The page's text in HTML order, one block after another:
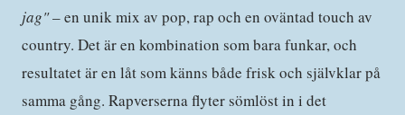
jag"– en unik mix av pop, rap och en oväntad touch av
country. Det är en kombination som bara funkar, och
resultatet är en låt som känns både frisk och självklar på
samma gång. Rapverserna flyter sömlöst in i det